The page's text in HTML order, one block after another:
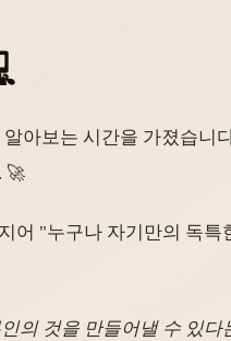
아보는 시간을 가졌습니
🚀
어 "누구나 자기만의 독
의 것을 만들어낼 수 있다